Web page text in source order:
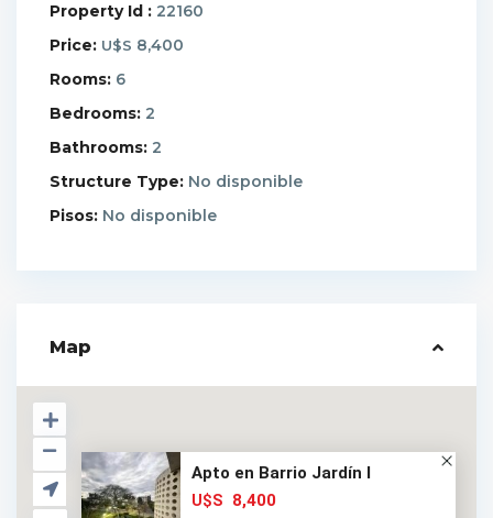
Property Id : 22160
Price: U$S 8,400
Rooms: 6
Bedrooms: 2
Bathrooms: 2
Structure Type: No disponible
Pisos: No disponible
Map
Apto en Barrio Jardín I
U$S 8,400